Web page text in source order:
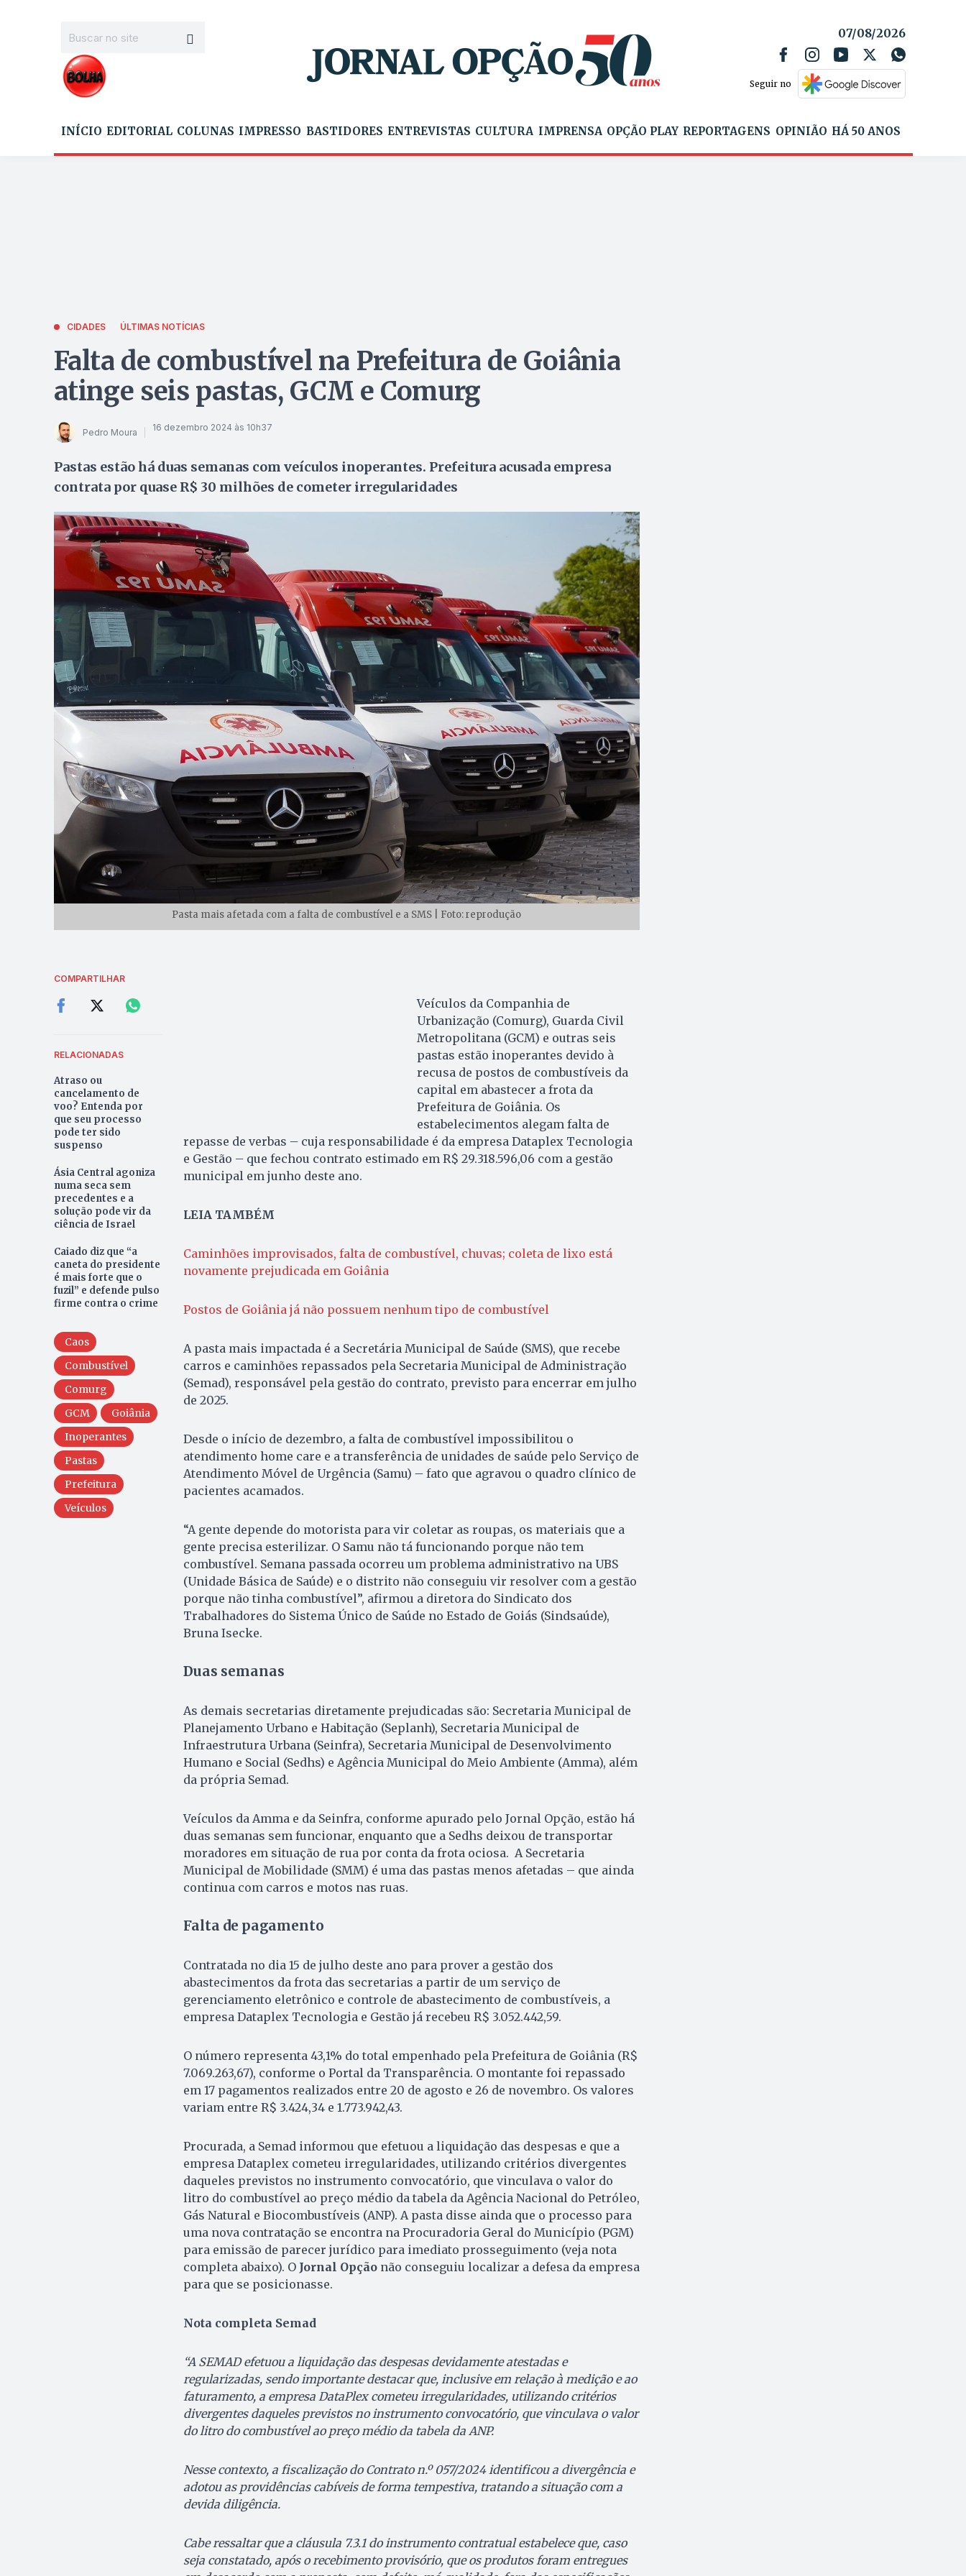
07/08/2026
Seguir no
INÍCIO EDITORIAL COLUNAS IMPRESSO BASTIDORES ENTREVISTAS CULTURA IMPRENSA OPÇÃO PLAY REPORTAGENS OPINIÃO HÁ 50 ANOS
CIDADES ÚLTIMAS NOTÍCIAS
Falta de combustível na Prefeitura de Goiânia
atinge seis pastas, GCM e Comurg
Pedro Moura 16 dezembro 2024 às 10h37
Pastas estão há duas semanas com veículos inoperantes. Prefeitura acusada empresa
contrata por quase R$ 30 milhões de cometer irregularidades
Pasta mais afetada com a falta de combustível e a SMS | Foto: reprodução
COMPARTILHAR
RELACIONADAS
Atraso ou
cancelamento de
voo? Entenda por
que seu processo
pode ter sido
suspenso
Ásia Central agoniza
numa seca sem
precedentes e a
solução pode vir da
ciência de Israel
Caiado diz que “a
caneta do presidente
é mais forte que o
fuzil” e defende pulso
firme contra o crime
Caos
Combustível
Comurg
GCM
Goiânia
Inoperantes
Pastas
Prefeitura
Veículos
Veículos da Companhia de
Urbanização (Comurg), Guarda Civil
Metropolitana (GCM) e outras seis
pastas estão inoperantes devido à
recusa de postos de combustíveis da
capital em abastecer a frota da
Prefeitura de Goiânia. Os
estabelecimentos alegam falta de
repasse de verbas – cuja responsabilidade é da empresa Dataplex Tecnologia
e Gestão – que fechou contrato estimado em R$ 29.318.596,06 com a gestão
municipal em junho deste ano.
LEIA TAMBÉM
Caminhões improvisados, falta de combustível, chuvas; coleta de lixo está
novamente prejudicada em Goiânia
Postos de Goiânia já não possuem nenhum tipo de combustível
A pasta mais impactada é a Secretária Municipal de Saúde (SMS), que recebe
carros e caminhões repassados pela Secretaria Municipal de Administração
(Semad), responsável pela gestão do contrato, previsto para encerrar em julho
de 2025.
Desde o início de dezembro, a falta de combustível impossibilitou o
atendimento home care e a transferência de unidades de saúde pelo Serviço de
Atendimento Móvel de Urgência (Samu) – fato que agravou o quadro clínico de
pacientes acamados.
“A gente depende do motorista para vir coletar as roupas, os materiais que a
gente precisa esterilizar. O Samu não tá funcionando porque não tem
combustível. Semana passada ocorreu um problema administrativo na UBS
(Unidade Básica de Saúde) e o distrito não conseguiu vir resolver com a gestão
porque não tinha combustível”, afirmou a diretora do Sindicato dos
Trabalhadores do Sistema Único de Saúde no Estado de Goiás (Sindsaúde),
Bruna Isecke.
Duas semanas
As demais secretarias diretamente prejudicadas são: Secretaria Municipal de
Planejamento Urbano e Habitação (Seplanh), Secretaria Municipal de
Infraestrutura Urbana (Seinfra), Secretaria Municipal de Desenvolvimento
Humano e Social (Sedhs) e Agência Municipal do Meio Ambiente (Amma), além
da própria Semad.
Veículos da Amma e da Seinfra, conforme apurado pelo Jornal Opção, estão há
duas semanas sem funcionar, enquanto que a Sedhs deixou de transportar
moradores em situação de rua por conta da frota ociosa. A Secretaria
Municipal de Mobilidade (SMM) é uma das pastas menos afetadas – que ainda
continua com carros e motos nas ruas.
Falta de pagamento
Contratada no dia 15 de julho deste ano para prover a gestão dos
abastecimentos da frota das secretarias a partir de um serviço de
gerenciamento eletrônico e controle de abastecimento de combustíveis, a
empresa Dataplex Tecnologia e Gestão já recebeu R$ 3.052.442,59.
O número representa 43,1% do total empenhado pela Prefeitura de Goiânia (R$
7.069.263,67), conforme o Portal da Transparência. O montante foi repassado
em 17 pagamentos realizados entre 20 de agosto e 26 de novembro. Os valores
variam entre R$ 3.424,34 e 1.773.942,43.
Procurada, a Semad informou que efetuou a liquidação das despesas e que a
empresa Dataplex cometeu irregularidades, utilizando critérios divergentes
daqueles previstos no instrumento convocatório, que vinculava o valor do
litro do combustível ao preço médio da tabela da Agência Nacional do Petróleo,
Gás Natural e Biocombustíveis (ANP). A pasta disse ainda que o processo para
uma nova contratação se encontra na Procuradoria Geral do Município (PGM)
para emissão de parecer jurídico para imediato prosseguimento (veja nota
completa abaixo). O Jornal Opçãonão conseguiu localizar a defesa da empresa
para que se posicionasse.
Nota completa Semad
“A SEMAD efetuou a liquidação das despesas devidamente atestadas e
regularizadas, sendo importante destacar que, inclusive em relação à medição e ao
faturamento, a empresa DataPlex cometeu irregularidades, utilizando critérios
divergentes daqueles previstos no instrumento convocatório, que vinculava o valor
do litro do combustível ao preço médio da tabela da ANP.
Nesse contexto, a fiscalização do Contrato n.º 057/2024 identificou a divergência e
adotou as providências cabíveis de forma tempestiva, tratando a situação com a
devida diligência.
Cabe ressaltar que a cláusula 7.3.1 do instrumento contratual estabelece que, caso
seja constatado, após o recebimento provisório, que os produtos foram entregues